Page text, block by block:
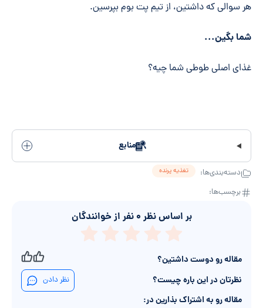
هر سوالی که داشتین، از تیم پت بوم بپرسین.
شما بگین...
غذای اصلی طوطی شما چیه؟
منابع
دسته‌بندی‌ها: تغذیه پرنده
برچسب‌ها:
بر اساس نظر ۰ نفر از خوانندگان
مقاله رو دوست داشتین؟
نظرتان در این باره چیست؟
نظر دادن
مقاله رو به اشتراک بذارین در: